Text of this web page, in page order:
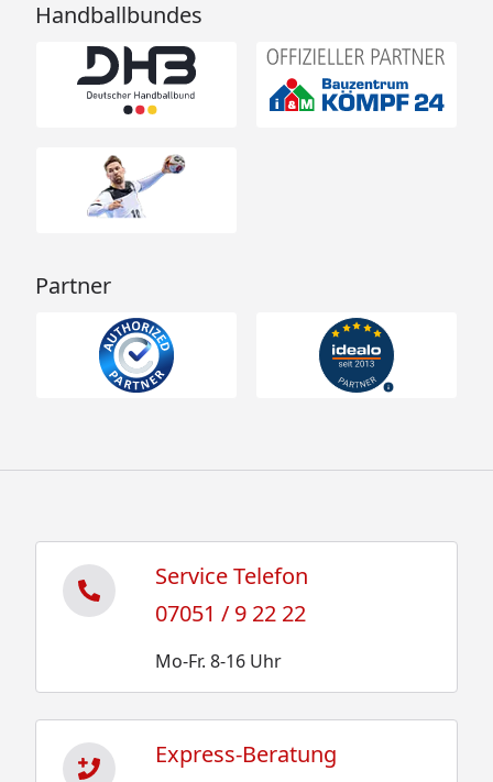
Handballbundes
Partner
Service Telefon
07051 / 9 22 22
Mo-Fr. 8-16 Uhr
Express-Beratung